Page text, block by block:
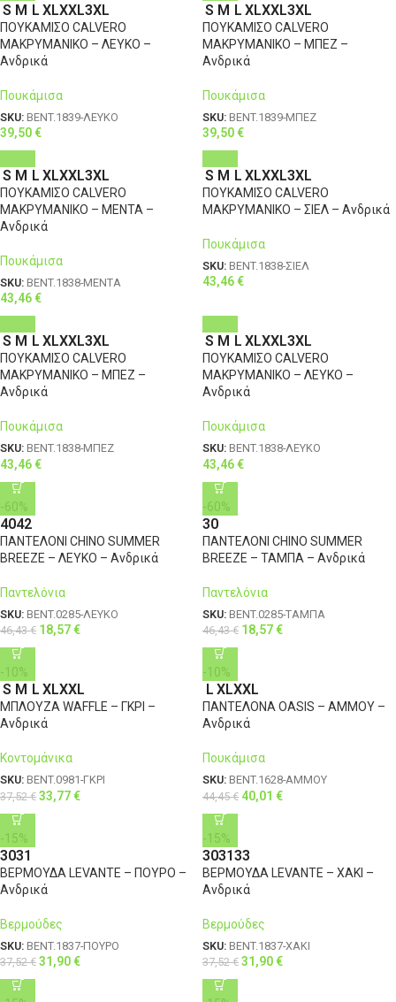
S M L XLXXL3XL
ΠΟΥΚΑΜΙΣΟ CALVERO
ΜΑΚΡΥΜΑΝΙΚΟ – ΛΕΥΚΟ –
Ανδρικά
Πουκάμισα
SKU: BENT.1839-ΛΕΥΚΟ
39,50€
S M L XLXXL3XL
ΠΟΥΚΑΜΙΣΟ CALVERO
ΜΑΚΡΥΜΑΝΙΚΟ – ΜΠΕΖ –
Ανδρικά
Πουκάμισα
SKU: BENT.1839-ΜΠΕΖ
39,50€
S M L XLXXL3XL
ΠΟΥΚΑΜΙΣΟ CALVERO
ΜΑΚΡΥΜΑΝΙΚΟ – ΜΕΝΤΑ –
Ανδρικά
Πουκάμισα
SKU: BENT.1838-ΜΕΝΤΑ
43,46€
S M L XLXXL3XL
ΠΟΥΚΑΜΙΣΟ CALVERO
ΜΑΚΡΥΜΑΝΙΚΟ – ΣΙΕΛ – Ανδρικά
Πουκάμισα
SKU: BENT.1838-ΣΙΕΛ
43,46€
S M L XLXXL3XL
ΠΟΥΚΑΜΙΣΟ CALVERO
ΜΑΚΡΥΜΑΝΙΚΟ – ΜΠΕΖ –
Ανδρικά
Πουκάμισα
SKU: BENT.1838-ΜΠΕΖ
43,46€
S M L XLXXL3XL
ΠΟΥΚΑΜΙΣΟ CALVERO
ΜΑΚΡΥΜΑΝΙΚΟ – ΛΕΥΚΟ –
Ανδρικά
Πουκάμισα
SKU: BENT.1838-ΛΕΥΚΟ
43,46€
-60%
4042
ΠΑΝΤΕΛΟΝΙ CHINO SUMMER
BREEZE – ΛΕΥΚΟ – Ανδρικά
Παντελόνια
SKU: BENT.0285-ΛΕΥΚΟ
46,43€ 18,57€
-60%
30
ΠΑΝΤΕΛΟΝΙ CHINO SUMMER
BREEZE – ΤΑΜΠΑ – Ανδρικά
Παντελόνια
SKU: BENT.0285-ΤΑΜΠΑ
46,43€ 18,57€
-10%
S M L XLXXL
ΜΠΛΟΥΖΑ WAFFLE – ΓΚΡΙ –
Ανδρικά
Κοντομάνικα
SKU: BENT.0981-ΓΚΡΙ
37,52€ 33,77€
-10%
L XLXXL
ΠΑΝΤΕΛΟΝΑ OASIS – ΑΜΜΟΥ –
Ανδρικά
Πουκάμισα
SKU: BENT.1628-ΑΜΜΟΥ
44,45€ 40,01 €
-15%
3031
ΒΕΡΜΟΥΔΑ LEVANTE – ΠΟΥΡΟ –
Ανδρικά
Βερμούδες
SKU: BENT.1837-ΠΟΥΡΟ
37,52€ 31,90€
-15%
303133
ΒΕΡΜΟΥΔΑ LEVANTE – ΧΑΚΙ –
Ανδρικά
Βερμούδες
SKU: BENT.1837-ΧΑΚΙ
37,52€ 31,90€